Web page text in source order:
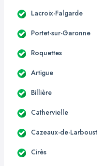
Lacroix-Falgarde
Portet-sur-Garonne
Roquettes
Artigue
Billière
Cathervielle
Cazeaux-de-Larboust
Cirès